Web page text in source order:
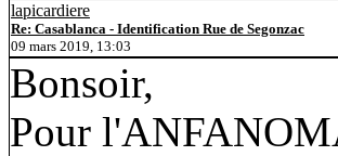
lapicardiere
Re: Casablanca - Identification Rue de Segonzac
09 mars 2019, 13:03
Bonsoir,
Pour